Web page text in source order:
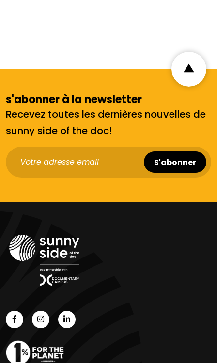
s'abonner à la newsletter
Recevez toutes les dernières nouvelles de
sunny side of the doc!